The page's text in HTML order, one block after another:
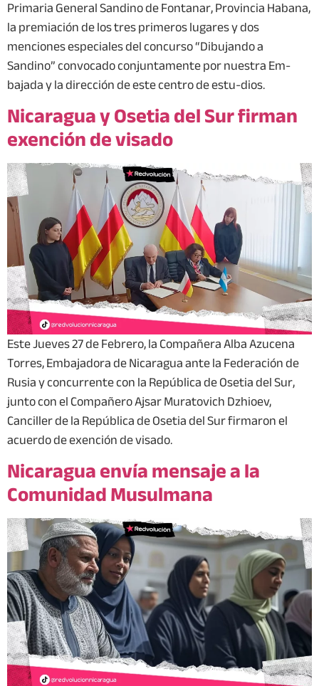
Primaria General Sandino de Fontanar, Provincia Habana,
la premiación de los tres primeros lugares y dos
menciones especiales del concurso “Dibujando a
Sandino” convocado conjuntamente por nuestra Em-
bajada y la dirección de este centro de estu-dios.
Nicaragua y Osetia del Sur firman
exención de visado
Este Jueves 27 de Febrero, la Compañera Alba Azucena
Torres, Embajadora de Nicaragua ante la Federación de
Rusia y concurrente con la República de Osetia del Sur,
junto con el Compañero Ajsar Muratovich Dzhioev,
Canciller de la República de Osetia del Sur firmaron el
acuerdo de exención de visado.
Nicaragua envía mensaje a la
Comunidad Musulmana